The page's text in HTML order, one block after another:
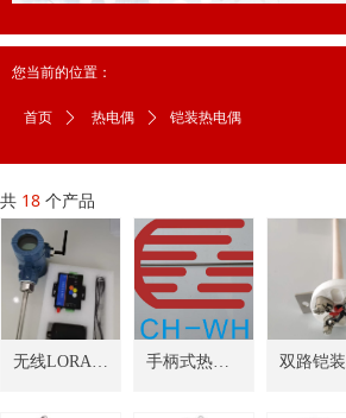
您当前的位置：
首页 ꄲ 热电偶 ꄲ 铠装热电偶
共 18 个产品
无线LORA温
手柄式热电
双路铠装